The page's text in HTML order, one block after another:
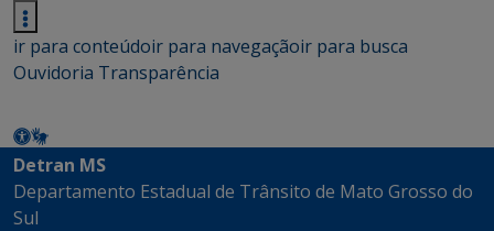
ir para conteúdoir para navegaçãoir para busca
Ouvidoria Transparência
Detran MS
Departamento Estadual de Trânsito de Mato Grosso do
Sul